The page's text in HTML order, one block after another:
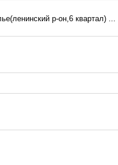
р-он,6 квартал)